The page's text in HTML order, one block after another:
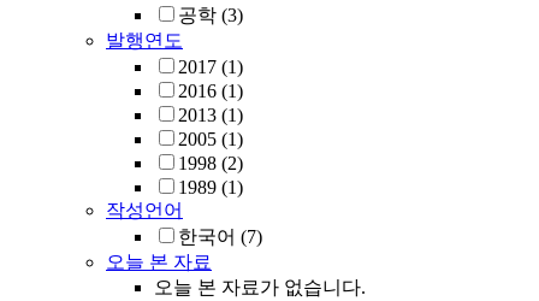
공학 (3)
발행연도
2017 (1)
2016 (1)
2013 (1)
2005 (1)
1998 (2)
1989 (1)
작성언어
한국어 (7)
오늘 본 자료
오늘 본 자료가 없습니다.